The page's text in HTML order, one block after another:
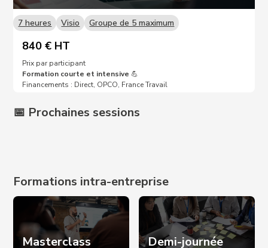
7 heures Visio Groupe de 5 maximum
840 € HT
Prix par participant
Formation courte et intensive 💪
Financements : Direct, OPCO, France Travail
📅 Prochaines sessions
Formations intra-entreprise
Masterclass Demi-journée